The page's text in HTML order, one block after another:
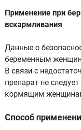
Применение при
вскармливания
Данные о
беременным
В связи с
препарат не
кормящим
Способ